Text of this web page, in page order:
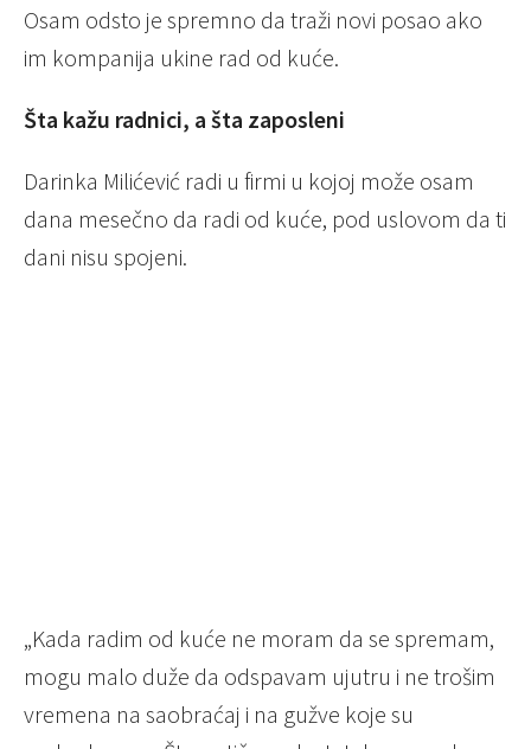
Osam odsto je spremno da traži novi posao ako
im kompanija ukine rad od kuće.
Šta kažu radnici, a šta zaposleni
Darinka Milićević radi u firmi u kojoj može osam
dana mesečno da radi od kuće, pod uslovom da ti
dani nisu spojeni.
„Kada radim od kuće ne moram da se spremam,
mogu malo duže da odspavam ujutru i ne trošim
vremena na saobraćaj i na gužve koje su